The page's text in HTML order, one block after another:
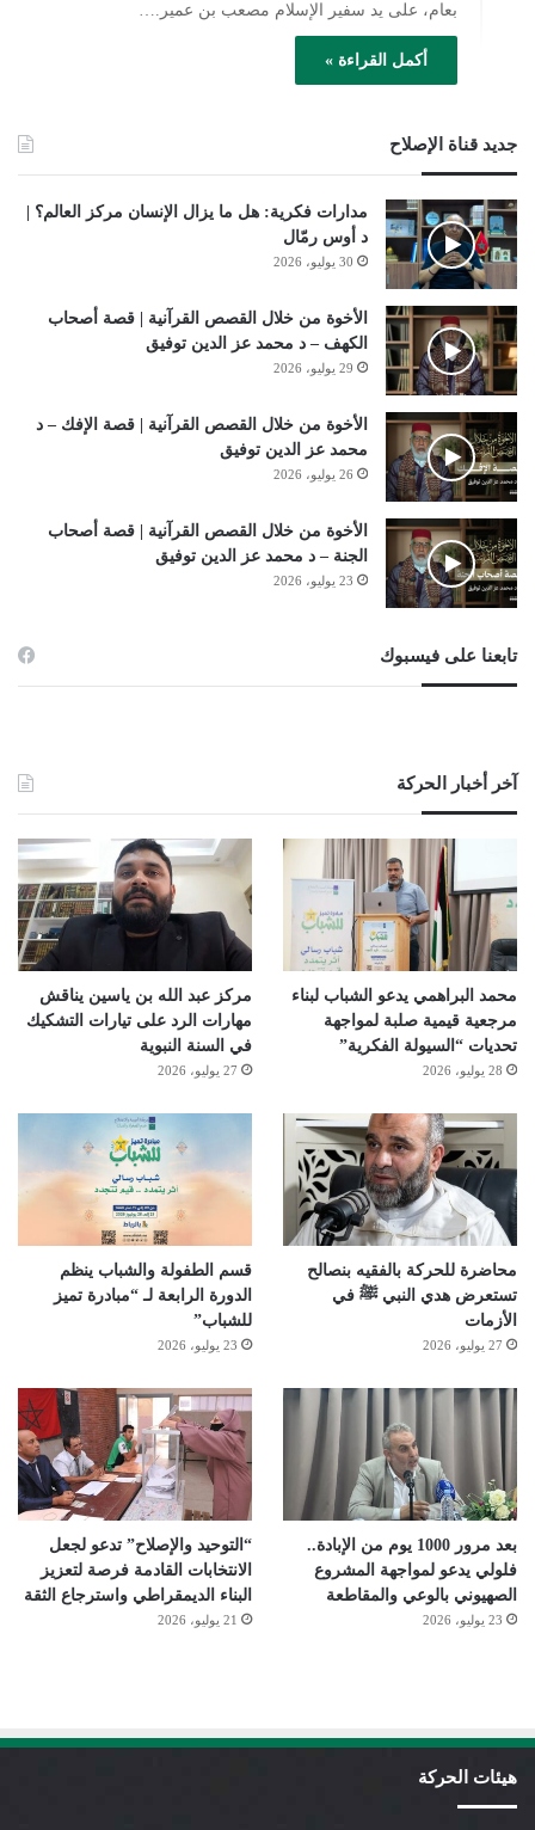
بعام، على يد سفير الإسلام مصعب بن عمير.…
أكمل القراءة »
جديد قناة الإصلاح
مدارات فكرية: هل ما يزال الإنسان مركز العالم؟ |
د أوس رمّال
30 يوليو، 2026
الأخوة من خلال القصص القرآنية | قصة أصحاب
الكهف – د محمد عز الدين توفيق
29 يوليو، 2026
الأخوة من خلال القصص القرآنية | قصة الإفك – د
محمد عز الدين توفيق
26 يوليو، 2026
الأخوة من خلال القصص القرآنية | قصة أصحاب
الجنة – د محمد عز الدين توفيق
23 يوليو، 2026
تابعنا على فيسبوك
آخر أخبار الحركة
محمد البراهمي يدعو الشباب لبناء
مرجعية قيمية صلبة لمواجهة
تحديات “السيولة الفكرية”
28 يوليو، 2026
مركز عبد الله بن ياسين يناقش
مهارات الرد على تيارات التشكيك
في السنة النبوية
27 يوليو، 2026
محاضرة للحركة بالفقيه بنصالح
تستعرض هدي النبي ﷺ في
الأزمات
27 يوليو، 2026
قسم الطفولة والشباب ينظم
الدورة الرابعة لـ “مبادرة تميز
للشباب”
23 يوليو، 2026
بعد مرور 1000 يوم من الإبادة..
فلولي يدعو لمواجهة المشروع
الصهيوني بالوعي والمقاطعة
23 يوليو، 2026
“التوحيد والإصلاح” تدعو لجعل
الانتخابات القادمة فرصة لتعزيز
البناء الديمقراطي واسترجاع الثقة
21 يوليو، 2026
هيئات الحركة